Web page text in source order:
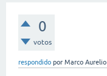
0
votos
respondido por Marco Aurelio